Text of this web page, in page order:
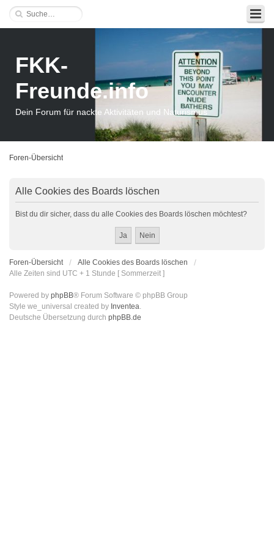
FKK-
Freunde.info
Dein Forum für nackte Aktivitäten und Naturismus
Foren-Übersicht
Alle Cookies des Boards löschen
Bist du dir sicher, dass du alle Cookies des Boards löschen möchtest?
Foren-Übersicht
Alle Cookies des Boards löschen
Alle Zeiten sind UTC + 1 Stunde [ Sommerzeit ]
Powered by phpBB® Forum Software © phpBB Group
Style we_universal created by Inventea.
Deutsche Übersetzung durch phpBB.de